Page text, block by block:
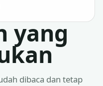
yang
dibaca dan tetap